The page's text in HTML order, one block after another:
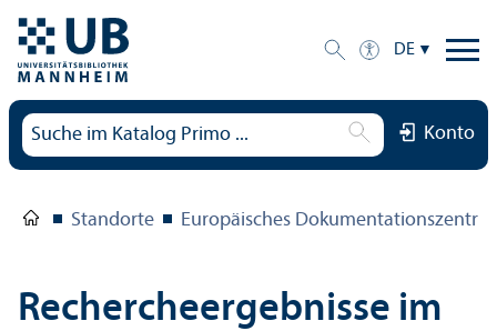
DE
Konto
Standorte Europäisches
Rechercheergebnisse im